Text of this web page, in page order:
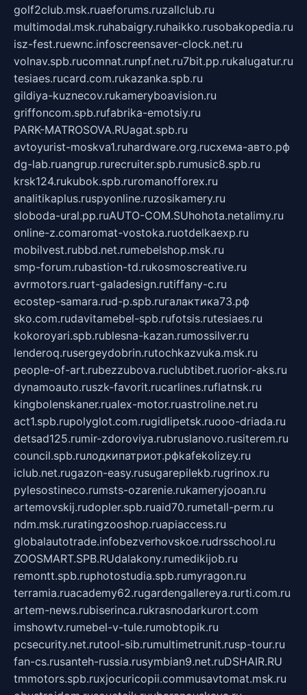
golf2club.msk.ruaeforums.ruzallclub.ru
multimodal.msk.ruhabaigry.ruhaikko.rusobakopedia.ru
isz-fest.ruewnc.infoscreensaver-clock.net.ru
volnav.spb.rucomnat.runpf.net.ru7bit.pp.rukalugatur.ru
tesiaes.rucard.com.rukazanka.spb.ru
gildiya-kuznecov.rukameryboavision.ru
griffoncom.spb.rufabrika-emotsiy.ru
PARK-MATROSOVA.RUagat.spb.ru
avtoyurist-moskva1.ruhardware.org.ruсхема-авто.рф
dg-lab.ruangrup.rurecruiter.spb.rumusic8.spb.ru
krsk124.rukubok.spb.ruromanofforex.ru
analitikaplus.ruspyonline.ruzosikamery.ru
sloboda-ural.pp.ruAUTO-COM.SUhohota.netalimy.ru
online-z.comaromat-vostoka.ruotdelkaexp.ru
mobilvest.rubbd.net.rumebelshop.msk.ru
smp-forum.rubastion-td.rukosmoscreative.ru
avrmotors.ruart-galadesign.rutiffany-c.ru
ecostep-samara.rud-p.spb.ruгалактика73.рф
sko.com.rudavitamebel-spb.rufotsis.rutesiaes.ru
kokoroyari.spb.rublesna-kazan.rumossilver.ru
lenderoq.rusergeydobrin.rutochkazvuka.msk.ru
people-of-art.rubezzubova.ruclubtibet.ruorior-aks.ru
dynamoauto.ruszk-favorit.rucarlines.ruflatnsk.ru
kingbolenskaner.rualex-motor.ruastroline.net.ru
act1.spb.rupolyglot.com.rugidlipetsk.ruooo-driada.ru
detsad125.rumir-zdoroviya.rubruslanovo.rusiterem.ru
council.spb.ruлодкипатриот.рфkafekolizey.ru
iclub.net.rugazon-easy.rusugarepilekb.rugrinox.ru
pylesostineco.rumsts-ozarenie.rukameryjooan.ru
artemovskij.rudopler.spb.ruaid70.rumetall-perm.ru
ndm.msk.ruratingzooshop.ruapiaccess.ru
globalautotrade.infobezverhovskoe.rudrsschool.ru
ZOOSMART.SPB.RUdalakony.rumedikijob.ru
remontt.spb.ruphotostudia.spb.rumyragon.ru
terramia.ruacademy62.rugardengallereya.rurti.com.ru
artem-news.rubiserinca.rukrasnodarkurort.com
imshowtv.rumebel-v-tule.rumobtopik.ru
pcsecurity.net.rutool-sib.rumultimetrunit.rusp-tour.ru
fan-cs.rusanteh-russia.rusymbian9.net.ruDSHAIR.RU
tmmotors.spb.ruxjocuricopii.commusavtomat.msk.ru